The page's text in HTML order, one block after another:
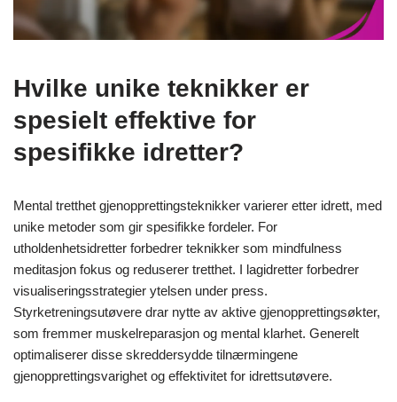
Hvilke unike teknikker er
spesielt effektive for
spesifikke idretter?
Mental tretthet gjenopprettingsteknikker varierer etter idrett, med
unike metoder som gir spesifikke fordeler. For
utholdenhetsidretter forbedrer teknikker som mindfulness
meditasjon fokus og reduserer tretthet. I lagidretter forbedrer
visualiseringsstrategier ytelsen under press.
Styrketreningsutøvere drar nytte av aktive gjenopprettingsøkter,
som fremmer muskelreparasjon og mental klarhet. Generelt
optimaliserer disse skreddersydde tilnærmingene
gjenopprettingsvarighet og effektivitet for idrettsutøvere.